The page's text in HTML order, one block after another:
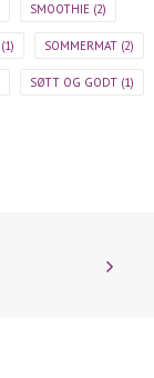
SMOOTHIE (2)
(1) SOMMERMAT (2)
SØTT OG GODT (1)